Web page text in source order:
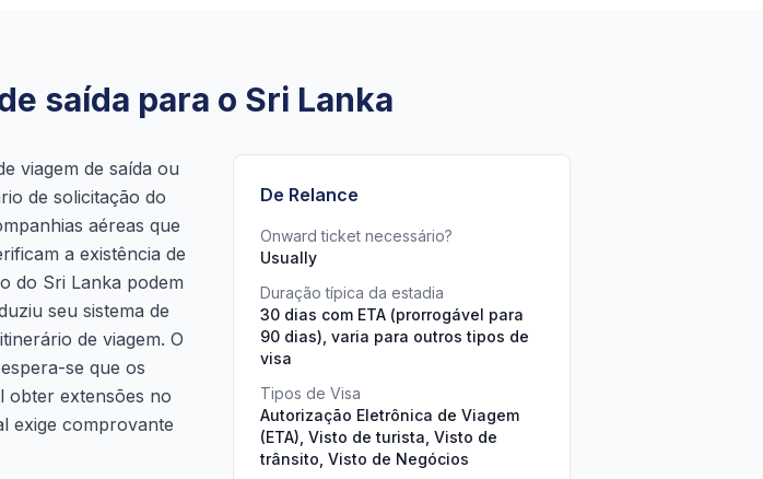
saída para o Sri Lanka
viagem de saída ou
de solicitação do
aéreas que
a existência de
do Sri Lanka podem
seu sistema de
de viagem. O
se que os
obter extensões no
exige comprovante
De Relance
Onward ticket necessário?
Usually
Duração típica da estadia
30 dias com ETA (prorrogável para
90 dias), varia para outros tipos de
visa
Tipos de Visa
Autorização Eletrônica de Viagem
(ETA), Visto de turista, Visto de
trânsito, Visto de Negócios